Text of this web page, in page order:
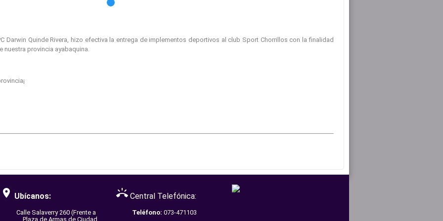
Darwin Quinde Rivera, hizo efectiva la entrega de implementos deportivos al club Sport Chorrillos con la finalidad
nuestra provincia ayabaquina.
room Ubícanos:
Calle Salaverry 260 (Frente a
Plaza de Armas de Ciudad
ring_volume Central Telefónica:
Teléfono: 073-471103